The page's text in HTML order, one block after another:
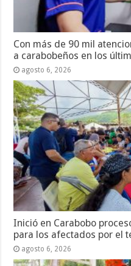
Con más de 90 mil
a carabobeños en los
agosto 6, 2026
Inició en Carabobo
para los afectados por el
agosto 6, 2026